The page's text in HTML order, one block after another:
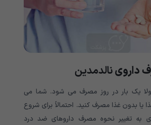
داروینالدمدین
یک بار در روز مصرف می شود. شما می
یا بدون غذا مصرف کنید. احتمالاً برای شروع
به تغییر نحوه مصرف داروهای ضد درد